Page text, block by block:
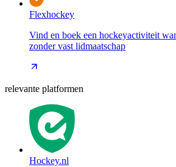
Flexhockey
Vind en boek een hockeyactiviteit
zonder vast lidmaatschap
relevante platformen
Hockey.nl